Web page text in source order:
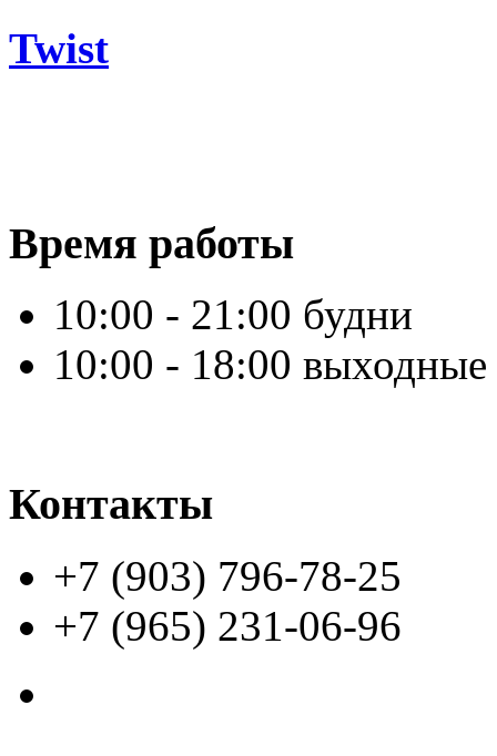
Twist
Время работы
10:00 - 21:00 будни
10:00 - 18:00 выходные
Контакты
+7 (903) 796-78-25
+7 (965) 231-06-96